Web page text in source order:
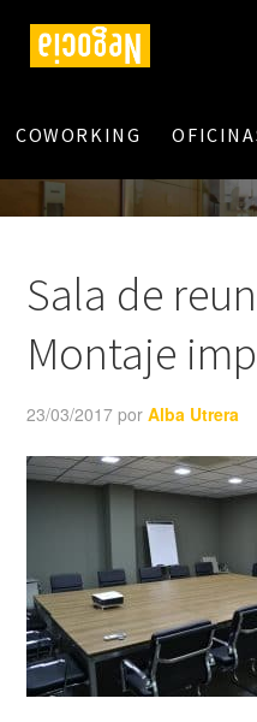
COWORKING
Sala de
Montaje
23/03/2017 porAlba Utrera